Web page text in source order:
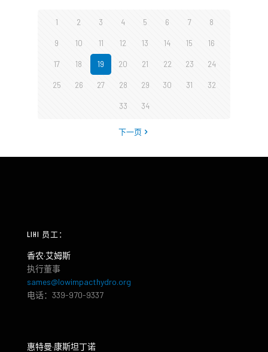
1 2 3 4 5 6 7 8
9 10 11 12 13 14 15 16
17 18 19 20 21 22 23 24
25 26 27 28 29 30 31 32
33 34
下一页
LIHI 员工：
香农·艾姆斯
执行董事
sames@lowimpacthydro.org
电话：339-970-9337
惠特曼·康斯坦丁诺